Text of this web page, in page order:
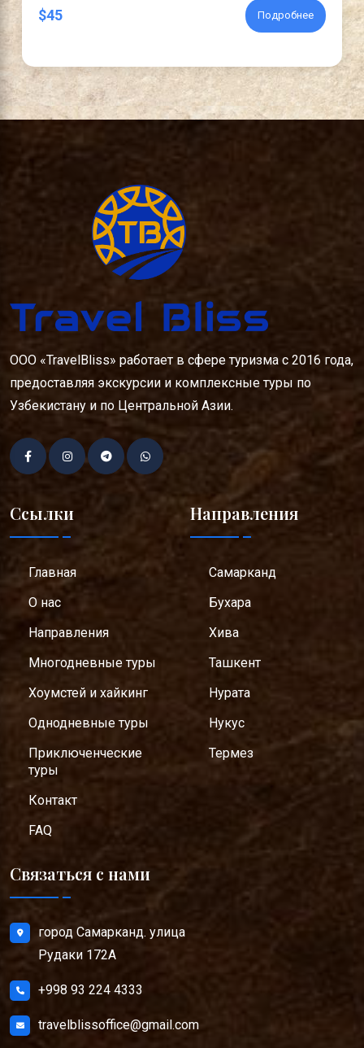
$45 Подробнее
ООО «TravelBliss» работает в сфере туризма с 2016 года,
предоставляя экскурсии и комплексные туры по
Узбекистану и по Центральной Азии.
Ссылки
Главная
О нас
Направления
Многодневные туры
Хоумстей и хайкинг
Однодневные туры
Приключенческие
туры
Контакт
FAQ
Направления
Самарканд
Бухара
Хива
Ташкент
Нурата
Нукус
Термез
Связаться с нами
город Самарканд. улица
Рудаки 172А
+998 93 224 4333
travelblissoffice@gmail.com